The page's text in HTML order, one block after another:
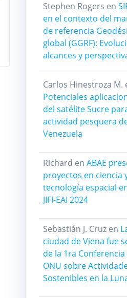
Stephen Rogers en
en el contexto del
de referencia
global (GGRF):
alcances y
Carlos Hinestroza M.
Potenciales
del satélite Sucre
actividad pesquera
Venezuela
Richard en ABAE
proyectos en ciencia
tecnología espacial
JIFI-EAI 2024
Sebastián J. Cruzen
ciudad de Viena fue
de la 1ra Conferencia
ONU sobre
Sostenibles en la